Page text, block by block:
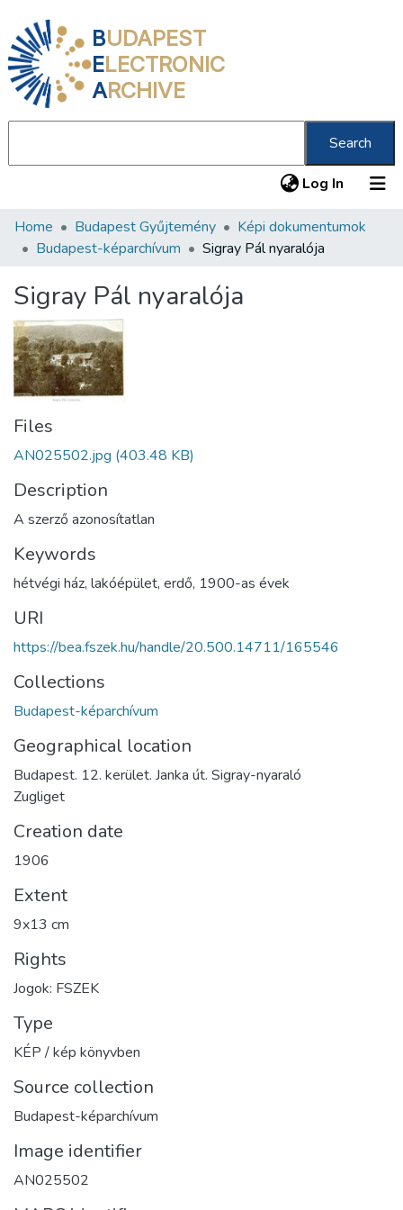
BUDAPEST
ELECTRONIC
ARCHIVE
Search
Log In (current)
Communities & Collections
Statistics
About us
Home Budapest Gyűjtemény
Képi dokumentumok
Budapest-képarchívum
Sigray Pál nyaralója
Sigray Pál nyaralója
Files
AN025502.jpg (403.48 KB)
Description
A szerző azonosítatlan
Keywords
hétvégi ház, lakóépület, erdő, 1900-as évek
URI
https://bea.fszek.hu/handle/20.500.14711/165546
Collections
Budapest-képarchívum
Geographical location
Budapest. 12. kerület. Janka út. Sigray-nyaraló
Zugliget
Creation date
1906
Extent
9x13 cm
Rights
Jogok: FSZEK
Type
KÉP / kép könyvben
Source collection
Budapest-képarchívum
Image identifier
AN025502